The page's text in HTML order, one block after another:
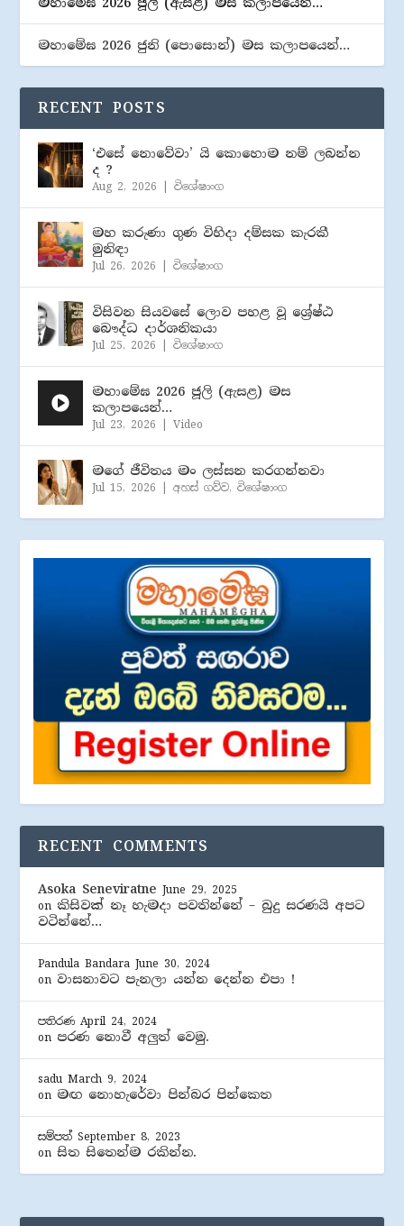
මහාමේඝ 2026 ජුනි (​පොසොන්) මස කලාපයෙන්…
RECENT POSTS
‘එසේ නොවේවා’ යි කොහොම නම් ලබන්න
ද ?
Aug 2, 2026 |විශේෂාංග
මහ කරුණා ගුණ විහිදා දම්සක කැරකී
මුනිඳා
Jul 26, 2026 |විශේෂාංග
විසිවන සියවසේ ලොව පහළ වූ ශ්‍රේෂ්ඨ
බෞද්ධ දාර්ශනිකයා
Jul 25, 2026 |විශේෂාංග
මහාමේඝ 2026 ජූලි (​ඇසළ) මස
කලාපයෙන්…
Jul 23, 2026 |Video
මගේ ජීවිතය මං ලස්සන කරගන්නවා
Jul 15, 2026 |අහස් ගව්ව,විශේෂාංග
RECENT COMMENTS
Asoka Seneviratne June 29, 2025
on කිසිවක් නෑ හැමදා පවතින්නේ – බුදු සරණයි අපට
වටින්නේ…
Pandula Bandara June 30, 2024
on වාසනාවට පැනලා යන්න දෙන්න එපා !
පතිරණ April 24, 2024
on පරණ නොවී අලුත් වෙමු.
sadu March 9, 2024
on මඟ නොහැරේවා පින්බර පින්කෙත
සම්පත් September 8, 2023
onසිත සිතෙන්ම රකින්න.